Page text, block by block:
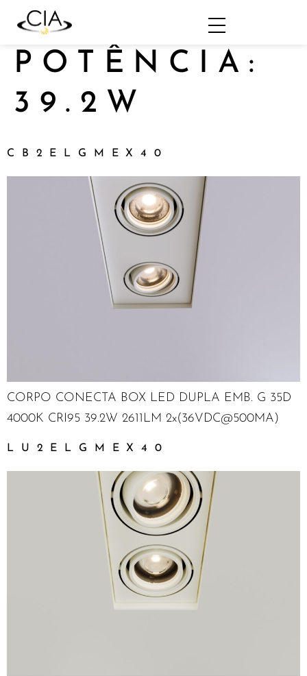
POTÊNCIA:
39.2W
CB2ELGMEX40
CORPO CONECTA BOX LED DUPLA EMB. G 35D
4000K CRI95 39.2W 2611LM 2x(36VDC@500MA)
LU2ELGMEX40